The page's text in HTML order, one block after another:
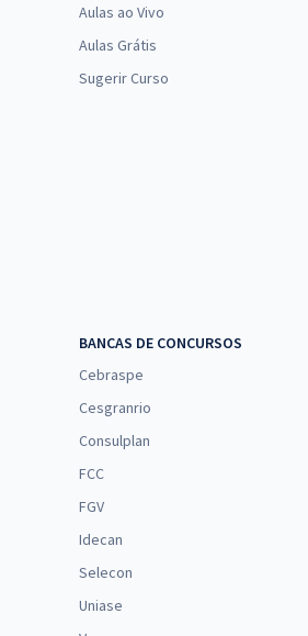
Aulas ao Vivo
Aulas Grátis
Sugerir Curso
BANCAS DE CONCURSOS
Cebraspe
Cesgranrio
Consulplan
FCC
FGV
Idecan
Selecon
Uniase